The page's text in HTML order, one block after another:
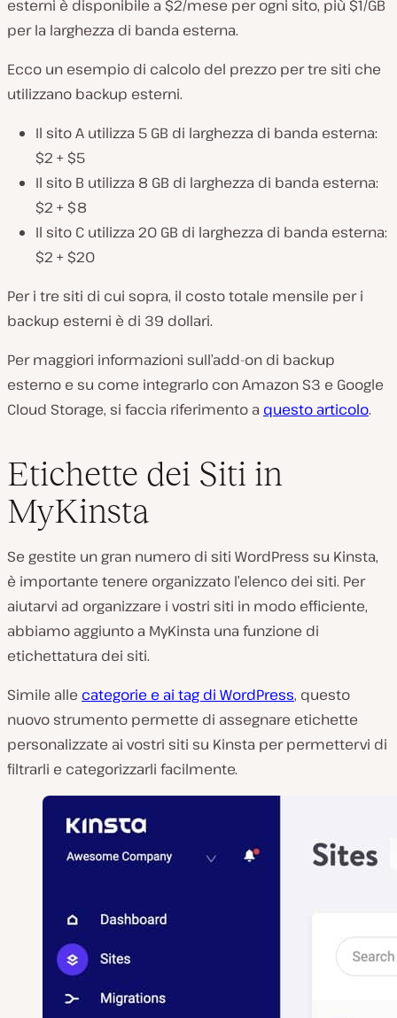
esterni è disponibile a $2/mese per ogni sito, più $1/GB
per la larghezza di banda esterna.
Ecco un esempio di calcolo del prezzo per tre siti che
utilizzano backup esterni.
Il sito A utilizza 5 GB di larghezza di banda esterna:
$2 + $5
Il sito B utilizza 8 GB di larghezza di banda esterna:
$2 + $8
Il sito C utilizza 20 GB di larghezza di banda esterna:
$2 + $20
Per i tre siti di cui sopra, il costo totale mensile per i
backup esterni è di 39 dollari.
Per maggiori informazioni sull’add-on di backup
esterno e su come integrarlo con Amazon S3 e Google
Cloud Storage, si faccia riferimento a questo articolo.
Etichette dei Siti in
MyKinsta
Se gestite un gran numero di siti WordPress su Kinsta,
è importante tenere organizzato l’elenco dei siti. Per
aiutarvi ad organizzare i vostri siti in modo efficiente,
abbiamo aggiunto a MyKinsta una funzione di
etichettatura dei siti.
Simile alle categorie e ai tag di WordPress, questo
nuovo strumento permette di assegnare etichette
personalizzate ai vostri siti su Kinsta per permettervi di
filtrarli e categorizzarli facilmente.